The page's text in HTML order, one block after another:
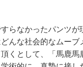
らなかったパンツが
んな社会的なムー
くとして、「馬鹿